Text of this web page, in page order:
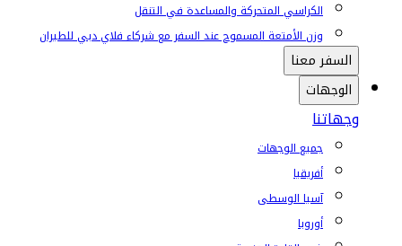
الكراسي المتحركة والمساعدة في التنقل
وزن الأمتعة المسموح عند السفر مع شركاء فلاي دبي للطيران
السفر معنا
الوجهات
وجهاتنا
جميع الوجهات
أفريقيا
آسيا الوسطى
أوروبا